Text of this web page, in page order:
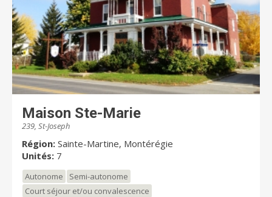
Maison Ste-Marie
239, St-Joseph
Région: Sainte-Martine, Montérégie
Unités: 7
Autonome
Semi-autonome
Court séjour et/ou convalescence